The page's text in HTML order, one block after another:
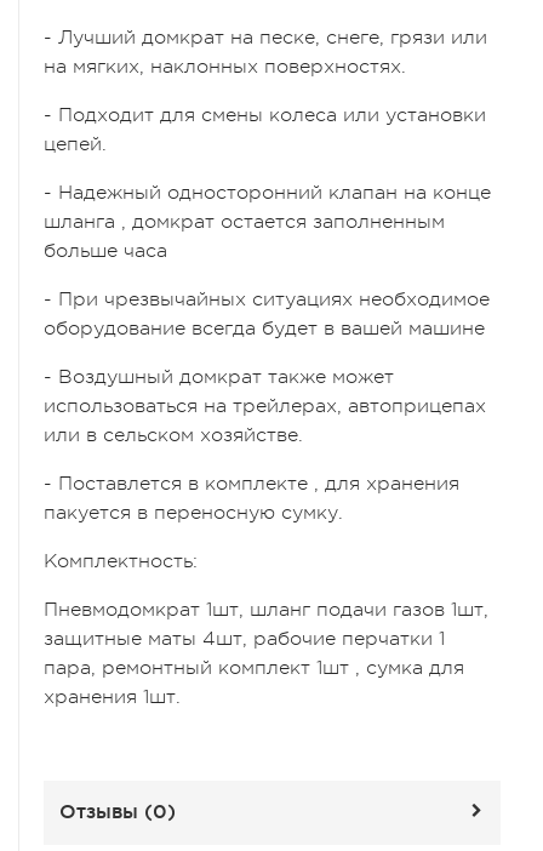
- Лучший домкрат на песке, снеге, грязи или
на мягких, наклонных поверхностях.
- Подходит для смены колеса или установки
цепей.
- Надежный односторонний клапан на конце
шланга , домкрат остается заполненным
больше часа
- При чрезвычайных ситуациях необходимое
оборудование всегда будет в вашей машине
- Воздушный домкрат также может
использоваться на трейлерах, автоприцепах
или в сельском хозяйстве.
- Поставлется в комплекте , для хранения
пакуется в переносную сумку.
Комплектность:
Пневмодомкрат 1шт, шланг подачи газов 1шт,
защитные маты 4шт, рабочие перчатки 1
пара, ремонтный комплект 1шт , сумка для
хранения 1шт.
Отзывы (0)